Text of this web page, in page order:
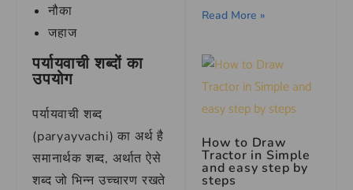
नौका
जहाज
पर्यायवाची शब्दों का
उपयोग
पर्यायवाची शब्द
(paryayvachi) का अर्थ है
समानार्थक शब्द, अर्थात ऐसे
शब्द जो भिन्न उच्चारण रखते
Read More »
How to Draw
Tractor in Simple
and easy step by
steps